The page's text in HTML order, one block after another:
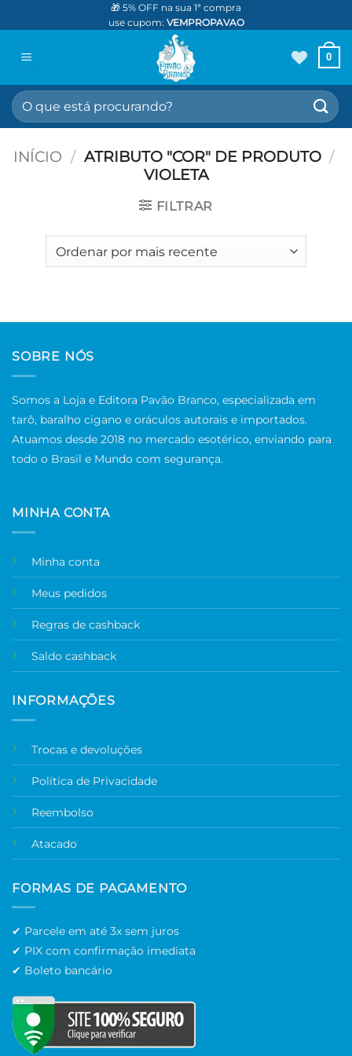
to
🎁 5% OFF na sua 1ª compra
use cupom: VEMPROPAVAO
0
Pesquisar
por:
INÍCIO / ATRIBUTO "COR" DE PRODUTO /
VIOLETA
FILTRAR
SOBRE NÓS
Somos a Loja e Editora Pavão Branco, especializada em
tarô, baralho cigano e oráculos autorais e importados.
Atuamos desde 2018 no mercado esotérico, enviando para
todo o Brasil e Mundo com segurança.
MINHA CONTA
Minha conta
Meus pedidos
Regras de cashback
Saldo cashback
INFORMAÇÕES
Trocas e devoluções
Política de Privacidade
Reembolso
Atacado
FORMAS DE PAGAMENTO
✔ Parcele em até 3x sem juros
✔ PIX com confirmação imediata
✔ Boleto bancário